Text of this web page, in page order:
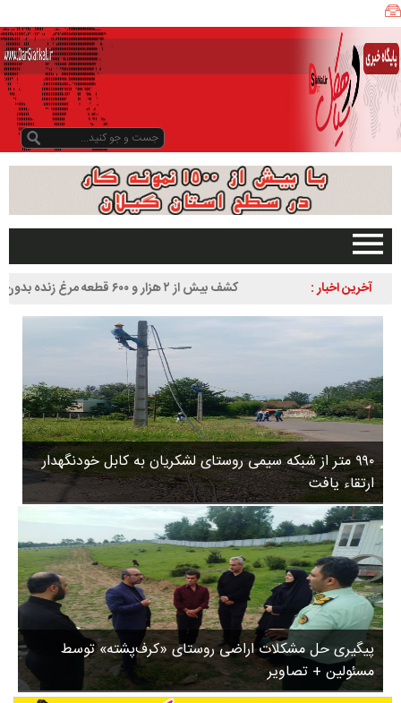
صفحه اصلی
دیلمان
روستاها
ورزشی
سیاسی
چندرسانه ای
مسیر گردشگری دیلمان
درباره ما
آخرین اخبار :
کشف بیش از ۲ هزار و ۶۰۰ قطعه مرغ زنده بدون مجوز در
سیاهکل
۹۹۰ متر از شبکه سیمی روستای لشکریان به کابل خودنگهدار
ارتقاء یافت
پیگیری حل مشکلات اراضی روستای «کرف‌پشته» توسط
مسئولین + تصاویر
ا
ه
ک
ل
ز
و
د
و
د
س
۱
۳
۵
۸
ب
ا
ز
ن
ش
س
ت
ش
د
.